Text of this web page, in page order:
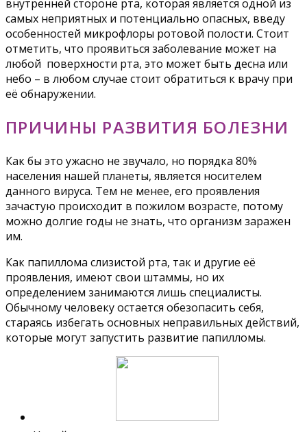
внутренней стороне рта, которая является одной из
самых неприятных и потенциально опасных, введу
особенностей микрофлоры ротовой полости. Стоит
отметить, что проявиться заболевание может на
любой поверхности рта, это может быть десна или
небо – в любом случае стоит обратиться к врачу при
её обнаружении.
ПРИЧИНЫ РАЗВИТИЯ БОЛЕЗНИ
Как бы это ужасно не звучало, но порядка 80%
населения нашей планеты, является носителем
данного вируса. Тем не менее, его проявления
зачастую происходит в пожилом возрасте, потому
можно долгие годы не знать, что организм заражен
им.
Как папиллома слизистой рта, так и другие её
проявления, имеют свои штаммы, но их
определением занимаются лишь специалисты.
Обычному человеку остается обезопасить себя,
стараясь избегать основных неправильных действий,
которые могут запустить развитие папилломы.